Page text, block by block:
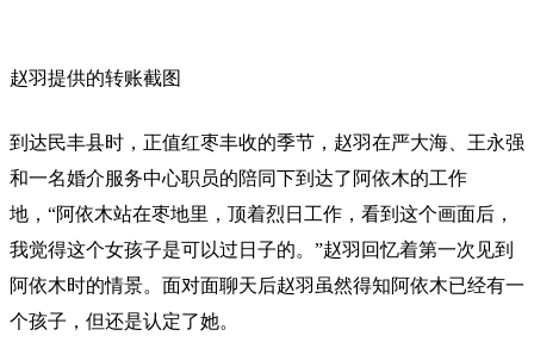
赵羽提供的转账截图
到达民丰县时，正值红枣丰收的季节，赵羽在严大海、王永强
和一名婚介服务中心职员的陪同下到达了阿依木的工作
地，“阿依木站在枣地里，顶着烈日工作，看到这个画面后，
我觉得这个女孩子是可以过日子的。”赵羽回忆着第一次见到
阿依木时的情景。面对面聊天后赵羽虽然得知阿依木已经有一
个孩子，但还是认定了她。